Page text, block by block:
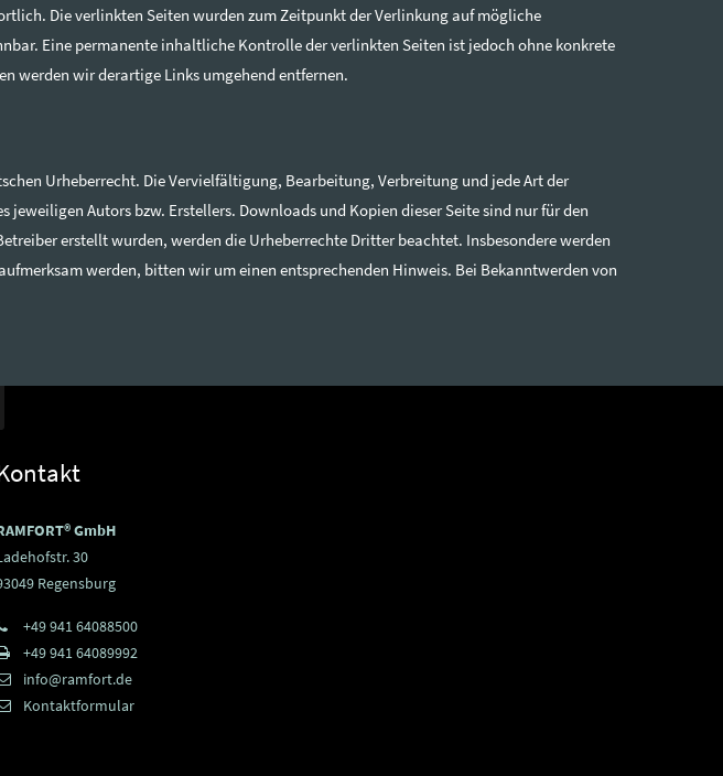
Die verlinkten Seiten wurden zum Zeitpunkt der Verlinkung auf mögliche
Eine permanente inhaltliche Kontrolle der verlinkten Seiten ist jedoch ohne konkrete
werden wir derartige Links umgehend entfernen.
Urheberrecht. Die Vervielfältigung, Bearbeitung, Verbreitung und jede Art der
Autors bzw. Erstellers. Downloads und Kopien dieser Seite sind nur für den
erstellt wurden, werden die Urheberrechte Dritter beachtet. Insbesondere werden
werden, bitten wir um einen entsprechenden Hinweis. Bei Bekanntwerden von
GmbH
30
Regensburg
+49 941 64088500
+49 941 64089992
info@ramfort.de
Kontaktformular